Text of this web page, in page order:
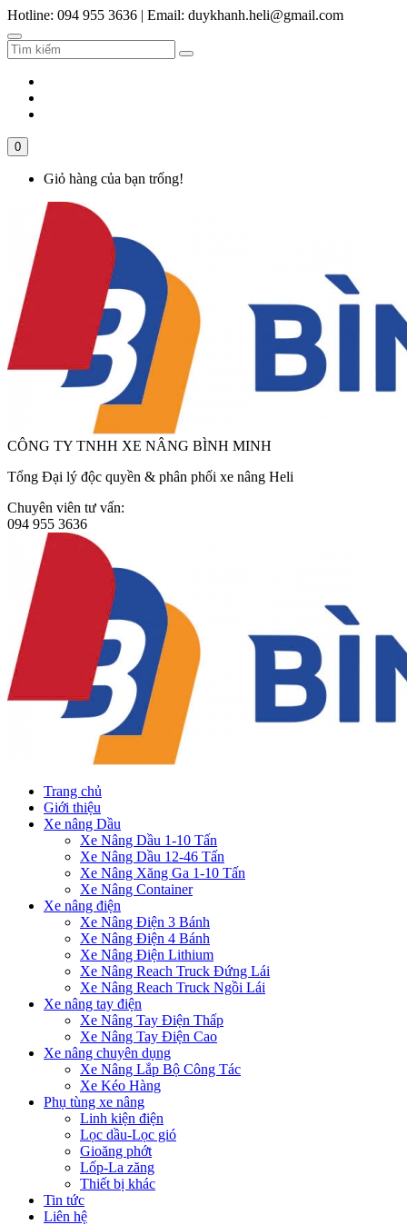
Hotline: 094 955 3636 | Email: duykhanh.heli@gmail.com
0
Giỏ hàng của bạn trống!
CÔNG TY TNHH XE NÂNG BÌNH MINH
Tổng Đại lý độc quyền & phân phối xe nâng Heli
Chuyên viên tư vấn:
094 955 3636
Trang chủ
Giới thiệu
Xe nâng Dầu
Xe Nâng Dầu 1-10 Tấn
Xe Nâng Dầu 12-46 Tấn
Xe Nâng Xăng Ga 1-10 Tấn
Xe Nâng Container
Xe nâng điện
Xe Nâng Điện 3 Bánh
Xe Nâng Điện 4 Bánh
Xe Nâng Điện Lithium
Xe Nâng Reach Truck Đứng Lái
Xe Nâng Reach Truck Ngồi Lái
Xe nâng tay điện
Xe Nâng Tay Điện Thấp
Xe Nâng Tay Điện Cao
Xe nâng chuyên dụng
Xe Nâng Lắp Bộ Công Tác
Xe Kéo Hàng
Phụ tùng xe nâng
Linh kiện điện
Lọc dầu-Lọc gió
Gioăng phớt
Lốp-La zăng
Thiết bị khác
Tin tức
Liên hệ